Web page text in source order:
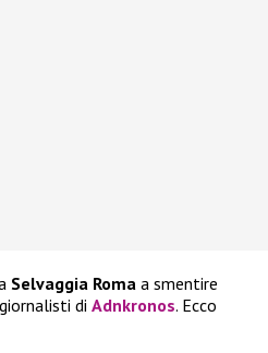
Selvaggia Roma a smentire
di Adnkronos. Ecco